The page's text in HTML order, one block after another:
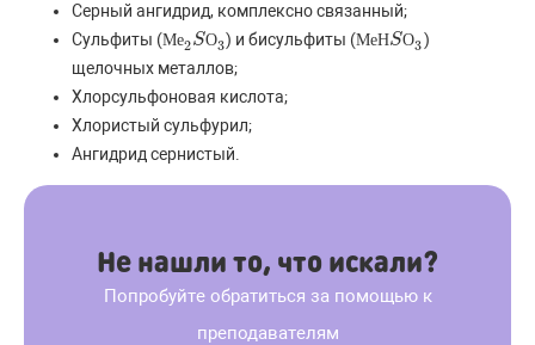
Серный ангидрид, комплексно связанный;
Сульфиты (Ме2SО3
Ме2SО3) и бисульфиты (МеНSО3
МеНSО3)
щелочных металлов;
Хлорсульфоновая кислота;
Хлористый сульфурил;
Ангидрид сернистый.
Не нашли то, что искали?
Попробуйте обратиться за помощью к
преподавателям